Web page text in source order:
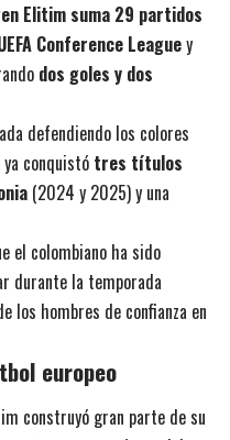
Elitim suma 29 partidos
Conference Leaguey
dos goles y dos
defendiendo los colores
conquistó tres títulos
(2024 y 2025) y una
el colombiano ha sido
durante la temporada
los hombres de confianza en
europeo
construyó gran parte de su